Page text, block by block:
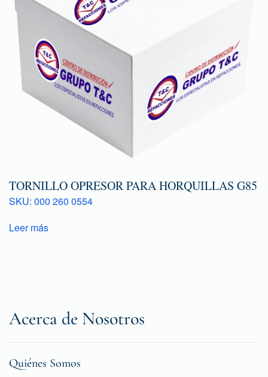
TORNILLO OPRESOR PARA HORQUILLAS G85
SKU: 000 260 0554
Leer más
Acerca de Nosotros
Quiénes Somos